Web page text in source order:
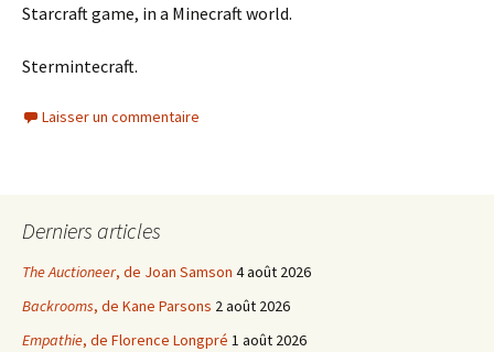
Starcraft game, in a Minecraft world.
Stermintecraft.
Laisser un commentaire
Derniers articles
The Auctioneer, de Joan Samson 4 août 2026
Backrooms, de Kane Parsons 2 août 2026
Empathie, de Florence Longpré 1 août 2026